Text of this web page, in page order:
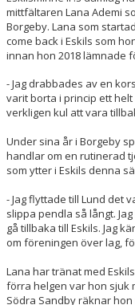
mittfältaren Lana Ademi
Borgeby. Lana som
come back i Eskils som
innan hon 2018 lämnade
- Jag drabbades av en
varit borta i princip ett
verkligen kul att vara
Under sina år i Borgeby
handlar om en rutinerad
som ytter i Eskils denna
- Jag flyttade till Lund det
slippa pendla så långt.
gå tillbaka till Eskils. Jag
om föreningen över lag,
Lana har tränat med
förra helgen var hon sjuk
Södra Sandby räknar